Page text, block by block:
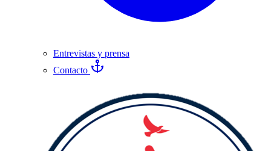
Entrevistas y prensa
Contacto